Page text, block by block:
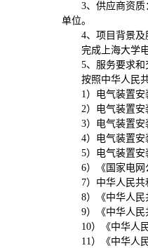
3、供应商资
单位。
4、项目背景及
完成上海大学
5、服务要求和
按照中华人民
1）电气装置安
2）电气装置安
3）电气装置安
4）电气装置安
5）电气装置安
6）《国家电
7）中华人民共
8）《中华人民
9）《中华人民
10）《中华人
11）《中华人